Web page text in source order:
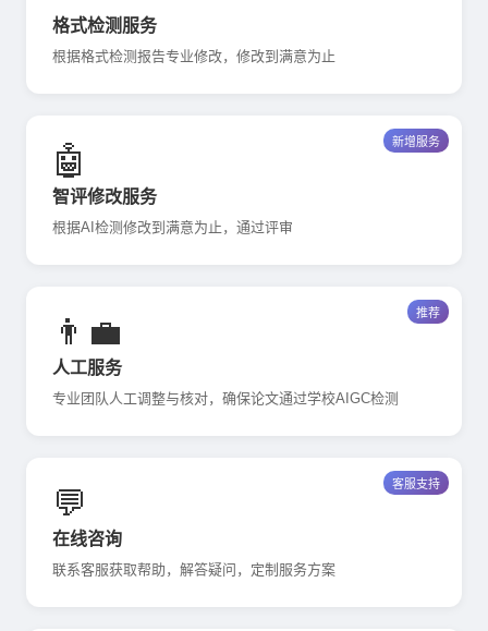
格式检测服务
根据格式检测报告专业修改，修改到满意为止
🤖
智评修改服务
根据AI检测修改到满意为止，通过评审
新增服务
👨‍💼
人工服务
专业团队人工调整与核对，确保论文通过学校AIGC检测
推荐
💬
在线咨询
联系客服获取帮助，解答疑问，定制服务方案
客服支持